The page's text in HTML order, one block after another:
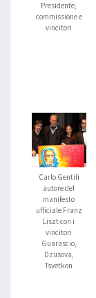
Presidente,
commissione e
vincitori
Carlo Gentili
autore del
manifesto
ufficiale Franz
Liszt con i
vincitori
Guarascio,
Dzusova,
Tsvetkon